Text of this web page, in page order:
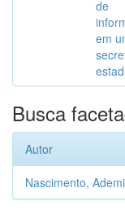
de
em
Busca
Autor
Nascimento,